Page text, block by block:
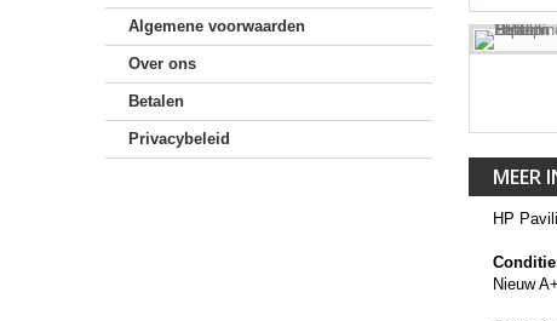
Algemene voorwaarden
Over ons
Betalen
Privacybeleid
MEER
HP
Nieuw